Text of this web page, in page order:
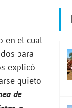
en el cual
para
explicó
quieto
de